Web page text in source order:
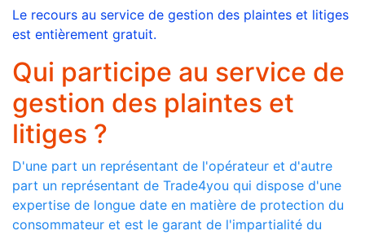
Le recours au service de gestion des plaintes et litiges
est entièrement gratuit.
Qui participe au service de
gestion des plaintes et
litiges ?
D'une part un représentant de l'opérateur et d'autre
part un représentant de Trade4you qui dispose d'une
expertise de longue date en matière de protection du
consommateur et est le garant de l'impartialité du